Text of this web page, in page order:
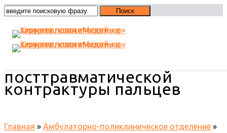
посттравматической
контрактуры пальцев
Главная » Амбулаторно-поликлиническое отделение »